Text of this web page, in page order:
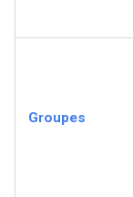
Groupes